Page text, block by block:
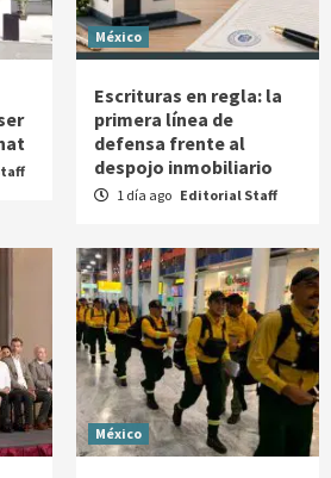
México
Escrituras en regla: la
primera línea de
defensa frente al
despojo inmobiliario
1 día ago Editorial Staff
México